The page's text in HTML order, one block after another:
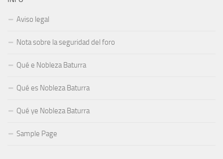
Aviso legal
Nota sobre la seguridad del foro
Qué e Nobleza Baturra
Qué es Nobleza Baturra
Qué ye Nobleza Baturra
Sample Page